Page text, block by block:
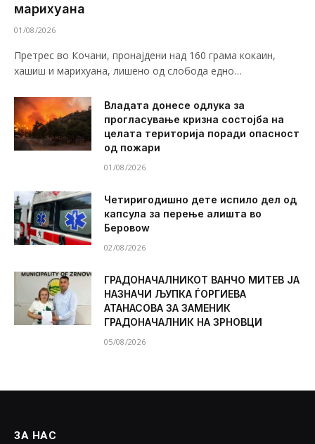
марихуана
01/08/2026
Претрес во Кочани, пронајдени над 160 грама кокаин,
хашиш и марихуана, лишено од слобода едно…
Владата донесе одлука за
прогласување кризна состојба на
целата територија поради опасност
од пожари
01/08/2026
Четиригодишно дете испило дел од
капсула за перење алишта во
Беровоw
02/08/2026
ГРАДОНАЧАЛНИКОТ ВАНЧО МИТЕВ ЈА
НАЗНАЧИ ЉУПКА ЃОРГИЕВА
АТАНАСОВА ЗА ЗАМЕНИК
ГРАДОНАЧАЛНИК НА ЗРНОВЦИ
05/08/2026
ЗА НАС